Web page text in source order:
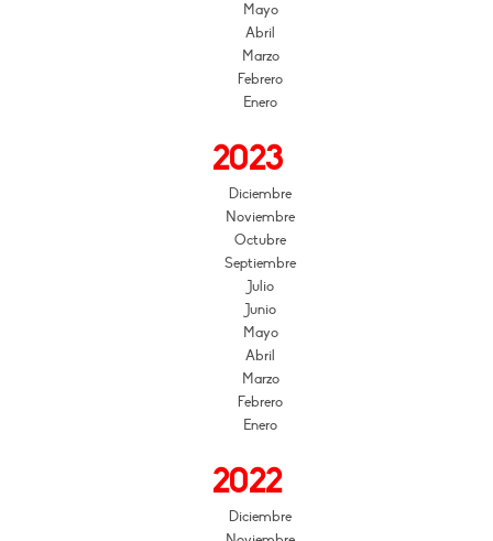
Mayo
Abril
Marzo
Febrero
Enero
2023
Diciembre
Noviembre
Octubre
Septiembre
Julio
Junio
Mayo
Abril
Marzo
Febrero
Enero
2022
Diciembre